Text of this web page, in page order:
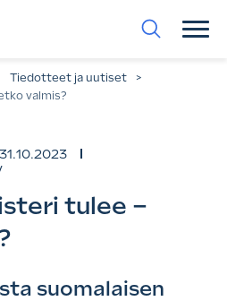
Tiedotteet ja uutiset
>
valmis?
31.10.2023
tulee –
suomalaisen